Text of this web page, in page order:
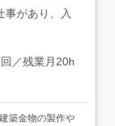
事があり、入
／残業月20h
築金物の製作や